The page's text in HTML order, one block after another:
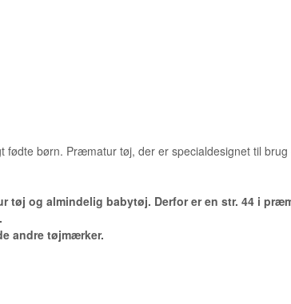
fødte børn. Præmatur tøj, der er specialdesignet til
tøj og almindelig babytøj. Derfor er en str. 44 i
andre tøjmærker.